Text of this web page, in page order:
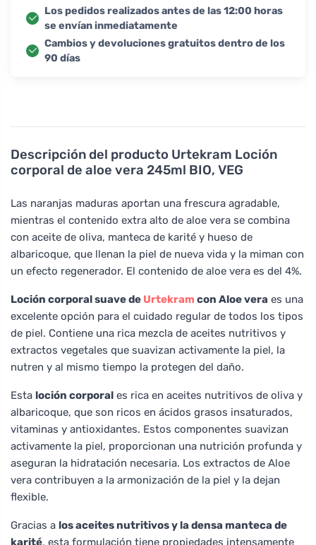
Descripción del producto Urtekram Loción
corporal de aloe vera 245ml BIO, VEG
Las naranjas maduras aportan una frescura agradable,
mientras el contenido extra alto de aloe vera se combina
con aceite de oliva, manteca de karité y hueso de
albaricoque, que llenan la piel de nueva vida y la miman con
un efecto regenerador. El contenido de aloe vera es del 4%.
Loción corporal suave de Urtekram con Aloe vera es una
excelente opción para el cuidado regular de todos los tipos
de piel. Contiene una rica mezcla de aceites nutritivos y
extractos vegetales que suavizan activamente la piel, la
nutren y al mismo tiempo la protegen del daño.
Esta loción corporal es rica en aceites nutritivos de oliva y
albaricoque, que son ricos en ácidos grasos insaturados,
vitaminas y antioxidantes. Estos componentes suavizan
activamente la piel, proporcionan una nutrición profunda y
aseguran la hidratación necesaria. Los extractos de Aloe
vera contribuyen a la armonización de la piel y la dejan
flexible.
Gracias a los aceites nutritivos y la densa manteca de
karité, esta formulación tiene propiedades intensamente
Los pedidos realizados antes de las 12:00 horas
se envían inmediatamente
Cambios y devoluciones gratuitos dentro de los
90 días